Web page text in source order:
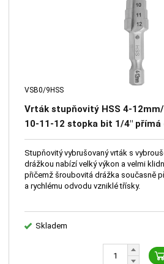
VSB0/9HSS
Vrták stupňovitý HSS 4-
10-11-12 stopka bit 1/4" přímá
Stupňovitý vybrušovaný vrták s
drážkou nabízí velký výkon a velmi
přičemž šroubovitá drážka současně
a rychlému odvodu vzniklé třísky.
Skladem